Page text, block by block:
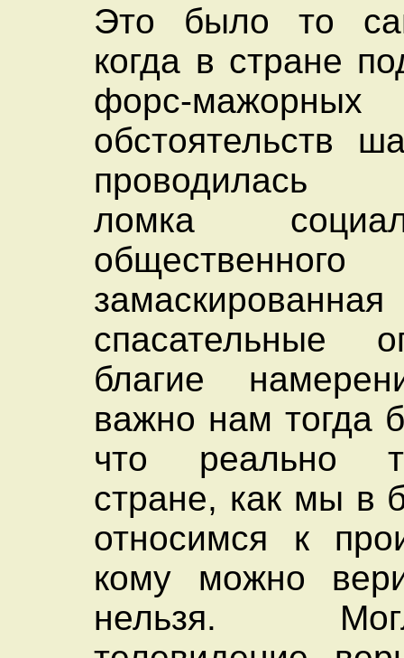
Это было то
когда в стране
форс-мажорных
обстоятельств
проводилась
ломка
спасательные
благие
важно нам тогда
что реально
стране, как мы в
относимся к
кому можно
нельзя.